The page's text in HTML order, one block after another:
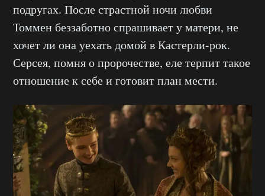
подругах. После страстной ночи любви
Томмен беззаботно спрашивает у матери, не
хочет ли она уехать домой в Кастерли-рок.
Серсея, помня о пророчестве, еле терпит такое
отношение к себе и готовит план мести.